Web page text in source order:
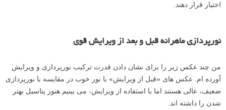
اختیار قرار دهند.
نورپردازی ماهرانه قبل و بعد از ویرایش قوی
من چند عکس زیر را برای نشان دادن قدرت ترکیب نورپردازی و ویرایش
آورده ام. عکس های «قبل از ویرایش» با نور خوب در مقایسه با نورپردازی
ضعیف، عالی هستند اما با استفاده از ویرایش، می بینیم هنوز پتاسیل بهتر
شدن را داشته اند.